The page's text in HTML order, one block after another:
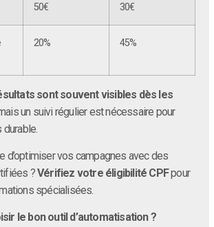
50€ 30€
20% 45%
sont souvent visibles dès les
un suivi régulier est nécessaire pour
d’optimiser vos campagnes avec des
?Vérifiez votre éligibilité CPFpour
spécialisées.
le bon outil d’automatisation ?